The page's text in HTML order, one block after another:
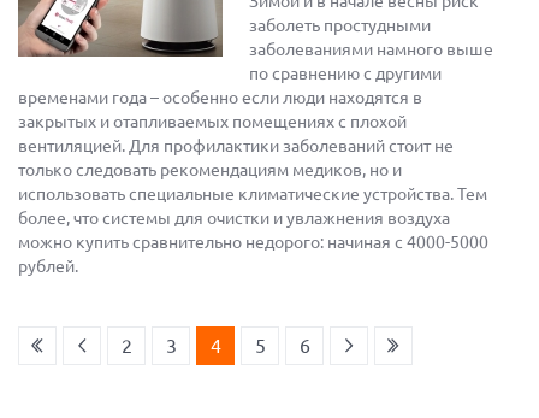
заболеть простудными
заболеваниями намного выше
по сравнению с другими
временами года – особенно если люди находятся в
закрытых и отапливаемых помещениях с плохой
вентиляцией. Для профилактики заболеваний стоит не
только следовать рекомендациям медиков, но и
использовать специальные климатические устройства. Тем
более, что системы для очистки и увлажнения воздуха
можно купить сравнительно недорого: начиная с 4000-5000
рублей.
2 3 4 5 6
САМЫЕ ЛЕГКИЕ НОУТБУКИ С ДИСКРЕТНОЙ ГРАФИКОЙ: ВЫБОР
ZOOM